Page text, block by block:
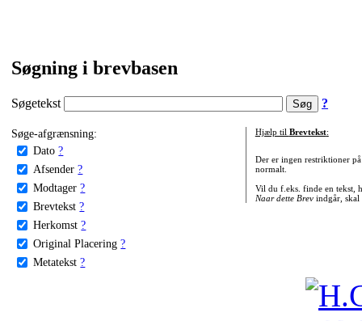
Søgning i brevbasen
Søgetekst ?
Søge-afgrænsning:
Dato ?
Afsender ?
Modtager ?
Brevtekst ?
Herkomst ?
Original Placering ?
Metatekst ?
Hjælp til Brevtekst:
Der er ingen restriktioner
normalt.
Vil du f.eks. finde en tekst,
Naar dette Brevindgår, skal